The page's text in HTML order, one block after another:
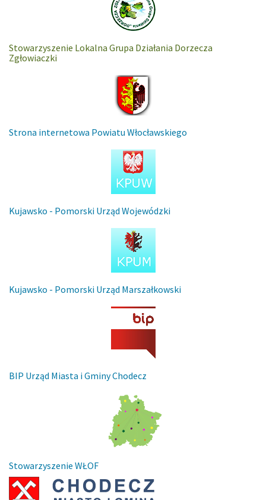
Stowarzyszenie Lokalna Grupa Działania Dorzecza
Zgłowiaczki
Strona internetowa Powiatu Włocławskiego
Kujawsko - Pomorski Urząd Wojewódzki
Kujawsko - Pomorski Urząd Marszałkowski
BIP Urząd Miasta i Gminy Chodecz
Stowarzyszenie WŁOF